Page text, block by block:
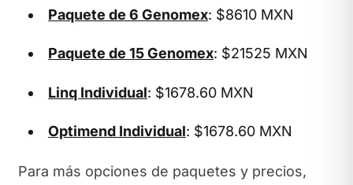
Paquete de 6 Genomex: $8610 MXN
Paquete de 15 Genomex: $21525 MXN
Linq Individual: $1678.60 MXN
Optimend Individual: $1678.60 MXN
Para más opciones de paquetes y precios,